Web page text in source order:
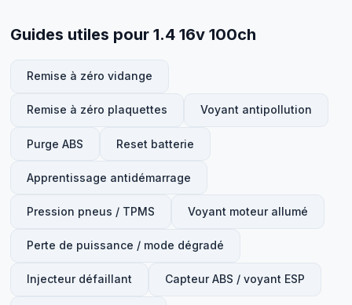
Guides utiles pour 1.4 16v 100ch
Remise à zéro vidange
Remise à zéro plaquettes Voyant antipollution
Purge ABS Reset batterie
Apprentissage antidémarrage
Pression pneus / TPMS Voyant moteur allumé
Perte de puissance / mode dégradé
Injecteur défaillant Capteur ABS / voyant ESP